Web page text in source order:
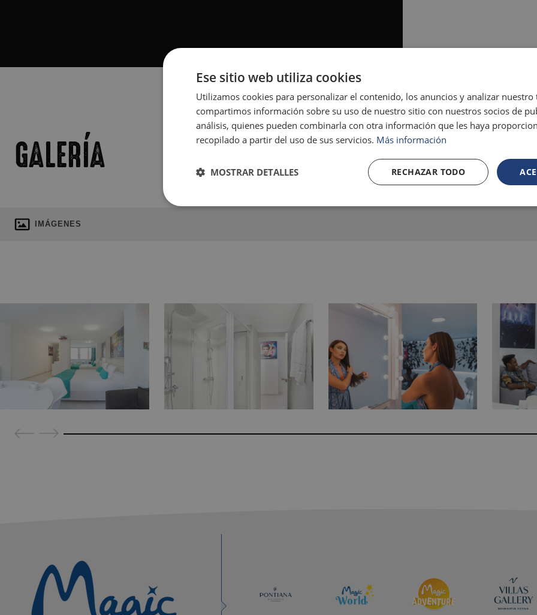
GALERÍA
IMÁGENES
Ese sitio web utiliza cookies
Utilizamos cookies para personalizar el contenido, los anuncios y analizar nuestro
compartimos información sobre su uso de nuestro sitio con nuestros socios de
análisis, quienes pueden combinarla con otra información que les haya
recopilado a partir del uso de sus servicios. Más información
RECHAZAR TODO
MOSTRAR DETALLES